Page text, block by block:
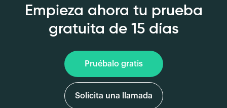
Empieza ahora tu prueba
gratuita de 15 días
Pruébalo gratis
Solicita una llamada